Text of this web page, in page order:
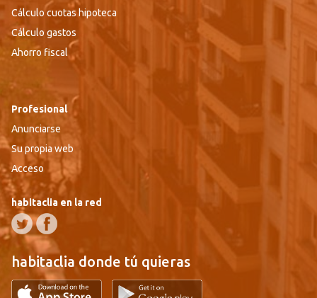
Cálculo cuotas hipoteca
Cálculo gastos
Ahorro fiscal
Profesional
Anunciarse
Su propia web
Acceso
habitaclia en la red
habitaclia donde tú quieras